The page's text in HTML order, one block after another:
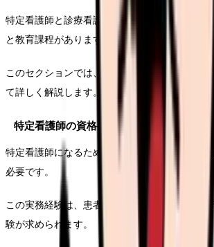
特定看護師と診療看護師になるためには、それ
と教育課程があります。
このセクションでは、両資格の取得に必要な要
て詳しく解説します。
特定看護師の資格要件
特定看護師になるためには、まず看護師として
必要です。
この実務経験は、患者への直接的な看護ケアを
験が求められます。